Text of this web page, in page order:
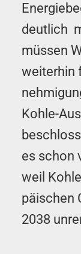
deutlich
müssen
weiterhin
Kohle-
es schon
weil
päischen
2038